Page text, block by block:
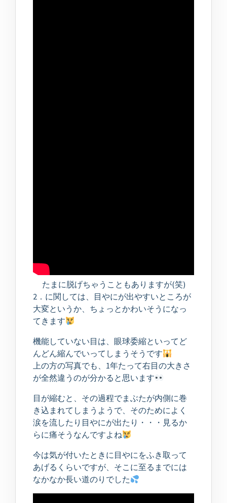
たまに脱げちゃうこともありますが(笑)
2．に関しては、目やにが出やすいところが
大変というか、ちょっとかわいそうになっ
てきます
機能していない目は、眼球委縮といってど
んどん縮んでいってしまうそうです
上の方の写真でも、1年たって右目の大きさ
が全然違うのが分かると思います
目が縮むと、その過程でまぶたが内側に巻
き込まれてしまうようで、そのためによく
涙を流したり目やにが出たり・・・見るか
らに痛そうなんですよね
今は気が付いたときに目やにをふき取って
あげるくらいですが、そこに至るまでには
なかなか長い道のりでした